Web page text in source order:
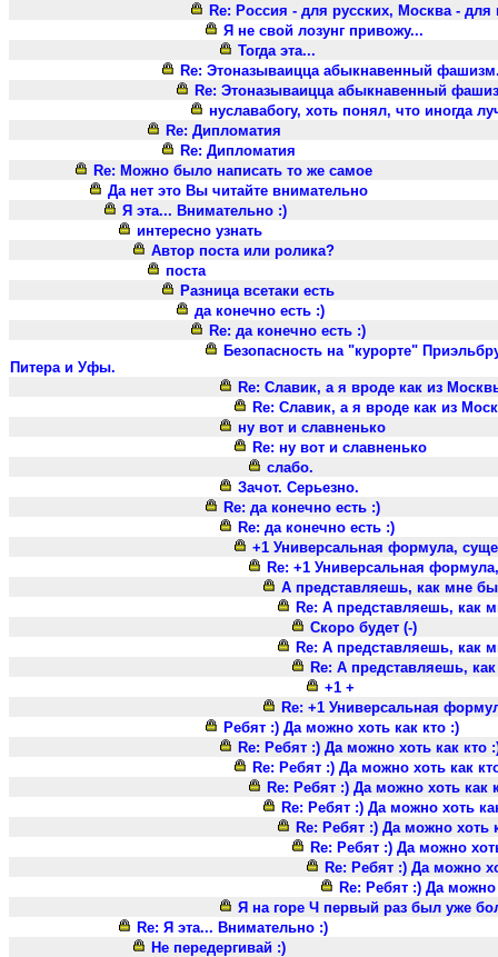
Re: Россия - для русских, Москва -
Я не свой лозунг привожу...
Тогда эта...
Re: Этоназываицца абыкнавенный
Re: Этоназываицца абыкнавенный
нуславабогу, хоть понял, что иногда
Re: Дипломатия
Re: Дипломатия
Re: Можно было написать то же самое
Да нет это Вы читайте внимательно
Я эта... Внимательно :)
интересно узнать
Автор поста или ролика?
поста
Разница всетаки есть
да конечно есть :)
Re: да конечно есть :)
Безопасность на "курорте"
Питера и Уфы.
Re: Славик, а я вроде как из
Re: Славик, а я вроде как из
ну вот и славненько
Re: ну вот и славненько
слабо.
Зачот. Серьезно.
Re: да конечно есть :)
Re: да конечно есть :)
+1 Универсальная формула,
Re: +1 Универсальная
А представляешь, как мне
Re: А представляешь, как
Скоро будет (-)
Re: А представляешь, как
Re: А представляешь,
+1 +
Re: +1 Универсальная
Ребят :) Да можно хоть как кто :)
Re: Ребят :) Да можно хоть как кто
Re: Ребят :) Да можно хоть как
Re: Ребят :) Да можно хоть как
Re: Ребят :) Да можно хоть
Re: Ребят :) Да можно хоть
Re: Ребят :) Да можно
Re: Ребят :) Да можно
Re: Ребят :) Да можно
Я на горе Ч первый раз был уже
Re: Я эта... Внимательно :)
Не передергивай :)